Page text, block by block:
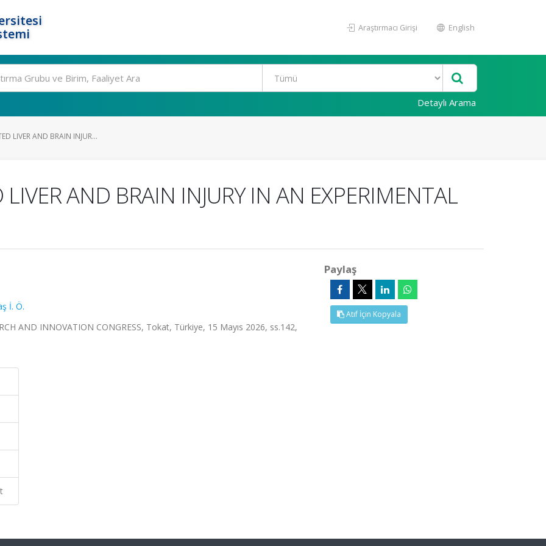
Araştırmacı Girişi English
Detaylı Arama
LIVER AND BRAIN INJUR...
AND BRAIN INJURY IN AN EXPERIMENTAL
İ. Ö.
AND INNOVATION CONGRESS, Tokat, Türkiye, 15 Mayıs 2026, ss.142,
Paylaş
Atıf İçin Kopyala